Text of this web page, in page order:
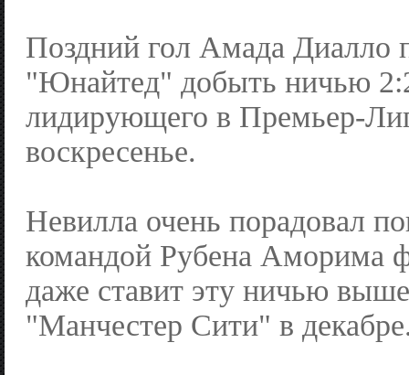
Поздний гол Амада Диалло
"Юнайтед" добыть ничью
лидирующего в Премьер-
воскресенье.
Невилла очень порадовал
командой Рубена Аморима
даже ставит эту ничью
"Манчестер Сити" в